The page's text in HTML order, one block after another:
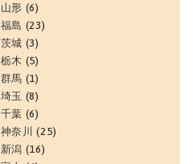
山形 (6)
福島 (23)
茨城 (3)
栃木 (5)
群馬 (1)
埼玉 (8)
千葉 (6)
神奈川 (25)
新潟 (16)